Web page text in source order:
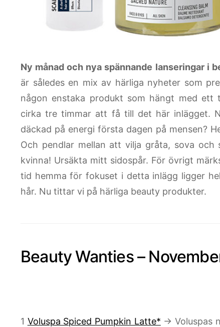
Ny månad och nya spännande lanseringar i
är således en mix av härliga nyheter som
någon enstaka produkt som hängt med
cirka tre timmar att få till det här inlägget.
däckad på energi första dagen på mensen?
Och pendlar mellan att vilja gråta, sova och
kvinna! Ursäkta mitt sidospår. För övrigt
tid hemma för fokuset i detta inlägg ligger
hår. Nu tittar vi på härliga beauty produkter.
Beauty Wanties –
1 Voluspa Spiced Pumpkin Latte* → Voluspas